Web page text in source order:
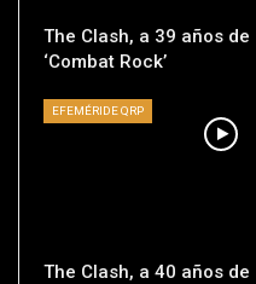
The Clash, a 39 años de
‘Combat Rock’
EFEMÉRIDE QRP
The Clash, a 40 años de